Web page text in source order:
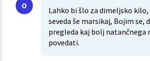
Lahko bi šlo za dimeljsko kilo,
seveda še marsikaj, Bojim se,
pregleda kaj bolj natančnega
povedati.